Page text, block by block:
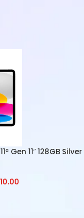
Gen 11″ 128GB Silver